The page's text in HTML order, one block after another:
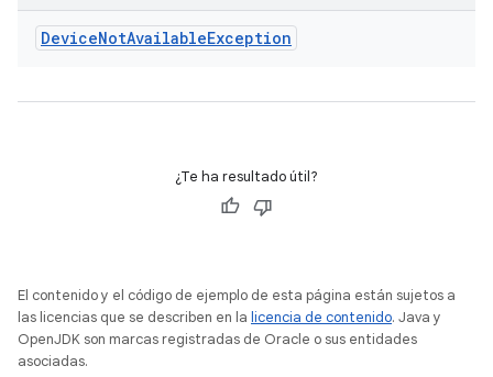
DeviceNotAvailableException
¿Te ha resultado útil?
El contenido y el código de ejemplo de esta página están sujetos a
las licencias que se describen en la licencia de contenido. Java y
OpenJDK son marcas registradas de Oracle o sus entidades
asociadas.